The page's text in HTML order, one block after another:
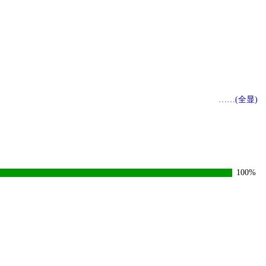
……(全显)